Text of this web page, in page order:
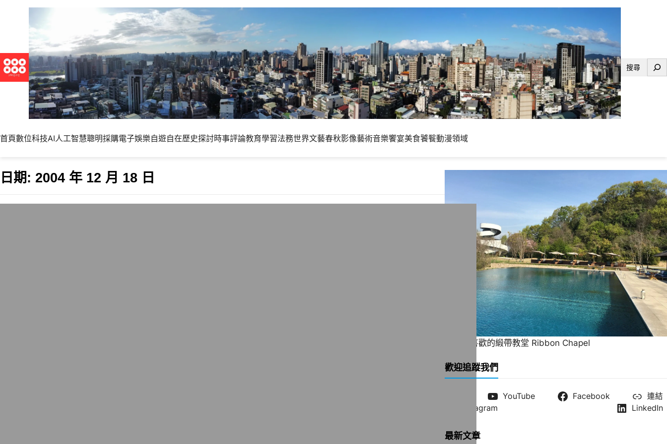
搜
首頁數位科技AI人工智慧聰明採購電子娛樂自遊自在歷史探討時事評論教育學習法務世界文藝春秋影像藝術音樂饗宴美食饕餮動漫領域
日期: 2004 年 12 月 18 日
一直很喜歡的緞帶教堂 Ribbon Chapel
歡迎追蹤我們
YouTube Facebook
連結
Instagram
LinkedIn
最新文章